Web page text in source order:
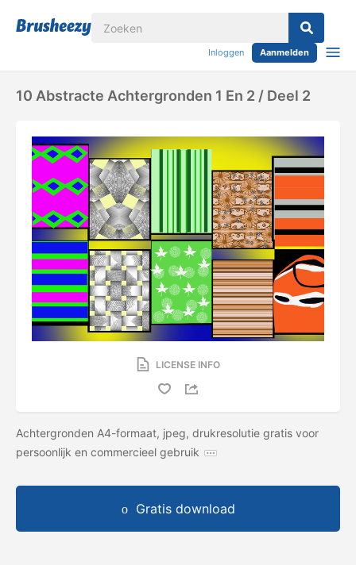
Inloggen Aanmelden
10 Abstracte Achtergronden 1 En 2 / Deel 2
LICENSE INFO
Achtergronden A4-formaat, jpeg, drukresolutie gratis voor
persoonlijk en commercieel gebruik
Gratis download